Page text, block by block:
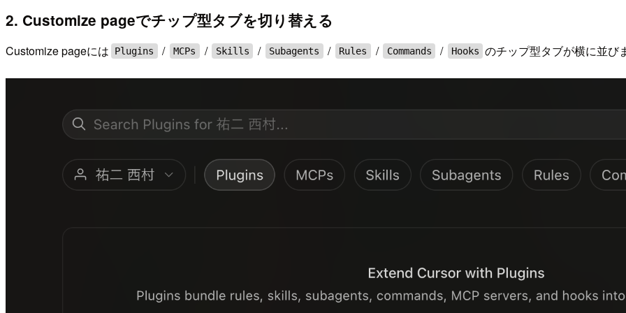
2. Customize pageでチップ型タブを切り替える
Customize pageには Plugins / MCPs / Skills / Subagents / Rules / Commands / Hooks のチップ型タブが横に並び